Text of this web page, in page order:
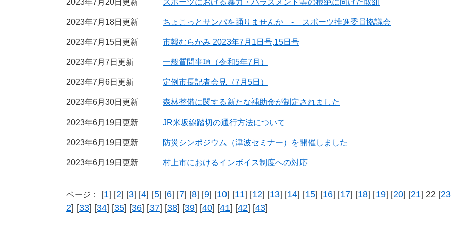
2023年7月20日更新 スポーツにおける暴力・ハラスメント等の根絶に向けた取組
2023年7月18日更新 ちょこっとサンバを踊りませんか - スポーツ推進委員協議会
2023年7月15日更新 市報むらかみ 2023年7月1日号,15日号
2023年7月7日更新 一般質問事項（令和5年7月）
2023年7月6日更新 定例市長記者会見（7月5日）
2023年6月30日更新 森林整備に関する新たな補助金が制定されました
2023年6月19日更新 JR米坂線踏切の通行方法について
2023年6月19日更新 防災シンポジウム（津波セミナー）を開催しました
2023年6月19日更新 村上市におけるインボイス制度への対応
ページ： [1] [2] [3] [4] [5] [6] [7] [8] [9] [10] [11] [12] [13] [14] [15] [16] [17] [18] [19] [20] [21] 22 [23
2] [33] [34] [35] [36] [37] [38] [39] [40] [41] [42] [43]